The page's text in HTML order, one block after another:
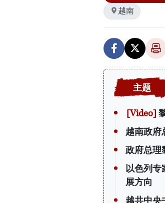
越南
越南政府
政府总理
以色列
展方向
越共中央